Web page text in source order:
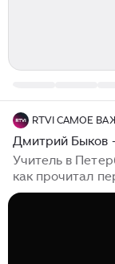
RTVI САМОЕ
Дмитрий Быков
Учитель в
как прочитал
стихотворение